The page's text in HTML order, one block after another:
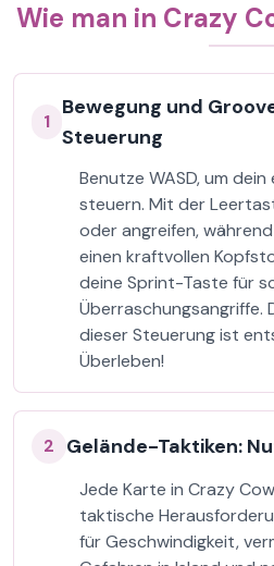
Wie man in Crazy
1
Bewegung und
Steuerung
Benutze WASD, um
steuern. Mit der
oder angreifen,
einen kraftvollen
deine Sprint-Taste für
Überraschungsangriffe.
dieser Steuerung ist
Überleben!
2 Gelände-Taktiken:
Jede Karte in Crazy
taktische
für Geschwindigkeit,